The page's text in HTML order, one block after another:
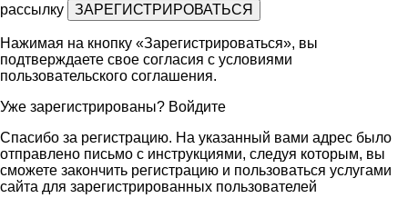
рассылку
Нажимая на кнопку «Зарегистрироваться», вы
подтверждаете свое согласия с условиями
пользовательского соглашения.
Уже зарегистрированы? Войдите
Спасибо за регистрацию. На указанный вами адрес было
отправлено письмо с инструкциями, следуя которым, вы
сможете закончить регистрацию и пользоваться услугами
сайта для зарегистрированных пользователей